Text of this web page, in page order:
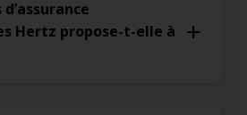
Hertz propose-t-elle à